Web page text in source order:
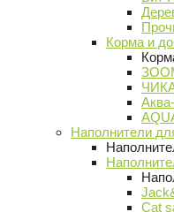
Корма и
Наполнители
Cat